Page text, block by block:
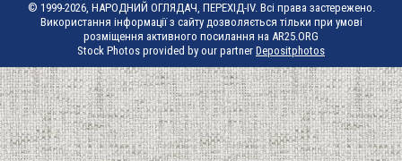
© 1999-2026, НАРОДНИЙ ОГЛЯДАЧ, ПЕРЕХІД-IV. Всі права застережено.
Використання інформації з сайту дозволяється тільки при умові
розміщення активного посилання на AR25.ORG
Stock Photos provided by our partner Depositphotos